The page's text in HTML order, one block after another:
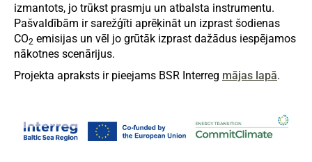
izmantots, jo trūkst prasmju un atbalsta instrumentu.
Pašvaldībām ir sarežģīti aprēķināt un izprast šodienas
CO2 emisijas un vēl jo grūtāk izprast dažādus iespējamos
nākotnes scenārijus.
Projekta apraksts ir pieejams BSR Interreg mājas lapā.